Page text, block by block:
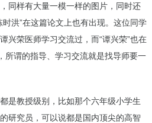
同样有大量一模一样的图片，同时还
洪”在这篇论文上也有出现。这位同学
兴荣医师学习交流过，而“谭兴荣”也在
所谓的指导、学习交流就是找导师要一
是教授级别，比如那个六年级小学生
研究员，可以说都是国内顶尖的高智